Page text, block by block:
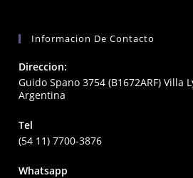
Informacion De Contacto
Direccion:
Guido Spano 3754 (B1672ARF) Villa
Argentina
Tel
(54 11) 7700-3876
Whatsapp